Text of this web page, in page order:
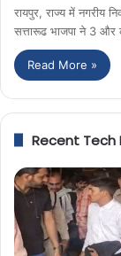
रायपुर, राज्य में नगरीय
सत्तारूढ भाजपा ने 3
Read More »
Recent Tech